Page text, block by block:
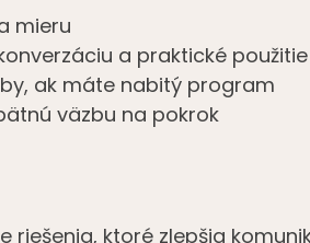
mieru
a praktické
ak máte nabitý program
väzbu na pokrok
riešenia, ktoré zlepšia